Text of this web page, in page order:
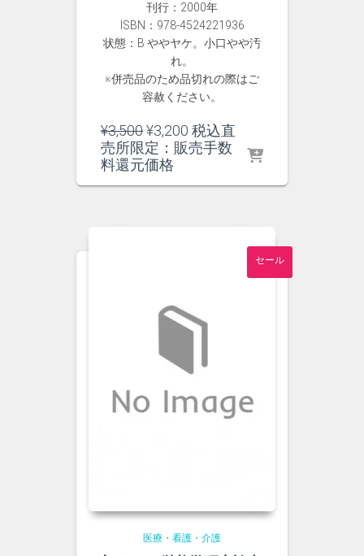
刊行：2000年
ISBN：978-4524221936
状態：B ややヤケ。小口やや汚
れ。
※併売品のため品切れの際はご
容赦ください。
¥3,500元
の
価
¥3,200 現
在
税込直
売所限定：販売手数
料還元価格
セール
医療・看護・介護